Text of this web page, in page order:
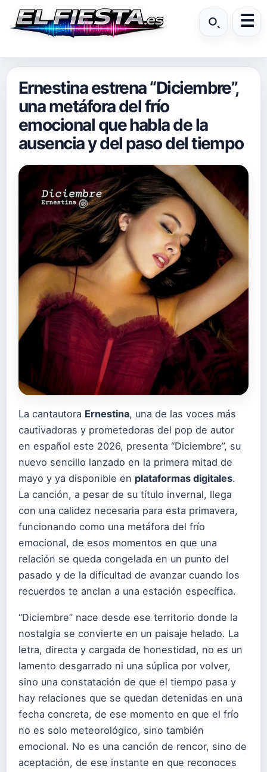
Ernestina estrena “Diciembre”,
una metáfora del frío
emocional que habla de la
ausencia y del paso del tiempo
La cantautora Ernestina, una de las voces más
cautivadoras y prometedoras del pop de autor
en español este 2026, presenta “Diciembre”, su
nuevo sencillo lanzado en la primera mitad de
mayo y ya disponible en plataformas digitales.
La canción, a pesar de su título invernal, llega
con una calidez necesaria para esta primavera,
funcionando como una metáfora del frío
emocional, de esos momentos en que una
relación se queda congelada en un punto del
pasado y de la dificultad de avanzar cuando los
recuerdos te anclan a una estación específica.
“Diciembre” nace desde ese territorio donde la
nostalgia se convierte en un paisaje helado. La
letra, directa y cargada de honestidad, no es un
lamento desgarrado ni una súplica por volver,
sino una constatación de que el tiempo pasa y
hay relaciones que se quedan detenidas en una
fecha concreta, de ese momento en que el frío
no es solo meteorológico, sino también
emocional. No es una canción de rencor, sino de
aceptación, de ese instante en que reconoces